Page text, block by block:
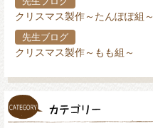
クリスマス製作～たんぽぽ組～
先生ブログ
クリスマス製作～もも組～